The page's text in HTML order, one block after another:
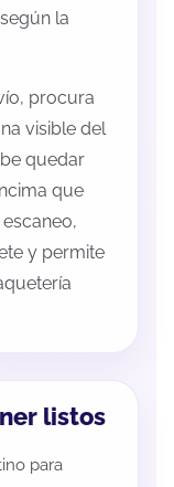
la
procura
visible del
quedar
que
y permite
listos
para